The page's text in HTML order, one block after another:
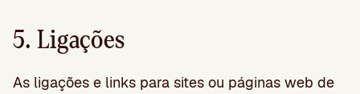
5. Ligações
As ligações e links para sites ou páginas web de